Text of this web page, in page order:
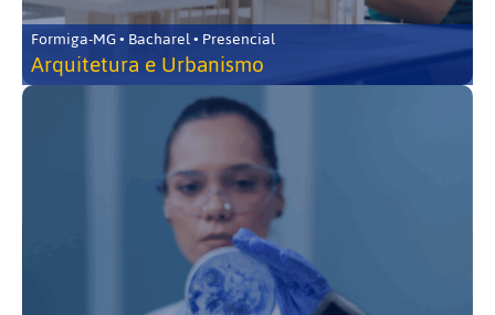
Formiga-MG • Bacharel • Presencial
Arquitetura e Urbanismo